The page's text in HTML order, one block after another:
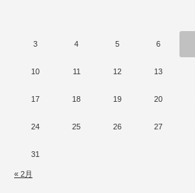
3 4 5 6
10 11 12 13
17 18 19 20
24 25 26 27
31
« 2月